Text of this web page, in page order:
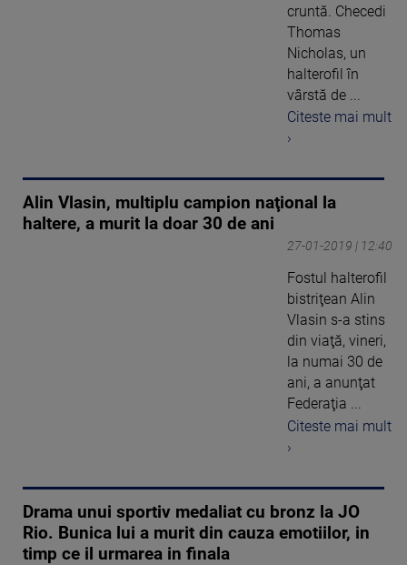
cruntă. Checedi
Thomas
Nicholas, un
halterofil în
vârstă de ...
Citeste mai mult
›
Alin Vlasin, multiplu campion naţional la
haltere, a murit la doar 30 de ani
27-01-2019 | 12:40
Fostul halterofil
bistriţean Alin
Vlasin s-a stins
din viaţă, vineri,
la numai 30 de
ani, a anunţat
Federaţia ...
Citeste mai mult
›
Drama unui sportiv medaliat cu bronz la JO
Rio. Bunica lui a murit din cauza emotiilor, in
timp ce il urmarea in finala